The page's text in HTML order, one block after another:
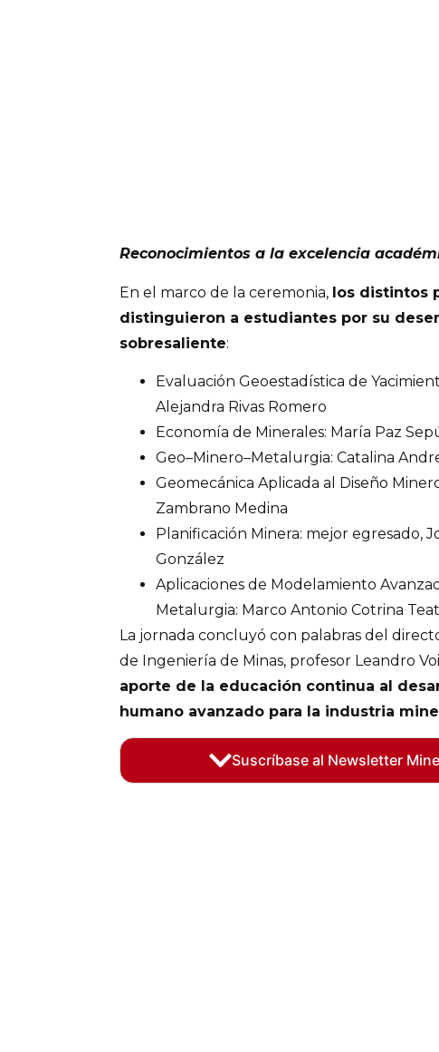
Reconocimientos a la excelencia
En el marco de la ceremonia, los distintos
distinguieron a estudiantes por su
sobresaliente:
Evaluación Geoestadística de
Alejandra Rivas Romero
Economía de Minerales: María Paz
Geo–Minero–Metalurgia: Catalina
Geomecánica Aplicada al Diseño
Zambrano Medina
Planificación Minera: mejor egresado,
González
Aplicaciones de Modelamiento
Metalurgia: Marco Antonio Cotrina
La jornada concluyó con palabras del
de Ingeniería de Minas, profesor Leandro
aporte de la educación continua al
humano avanzado para la industria
Suscríbase al Newsletter